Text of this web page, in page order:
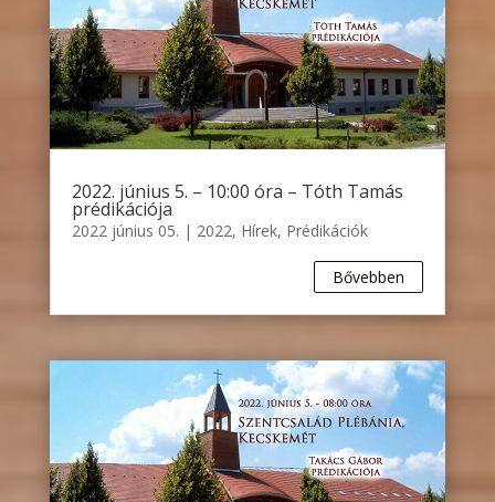
2022. június 5. – 10:00 óra – Tóth Tamás
prédikációja
2022 június 05. | 2022, Hírek, Prédikációk
Bővebben